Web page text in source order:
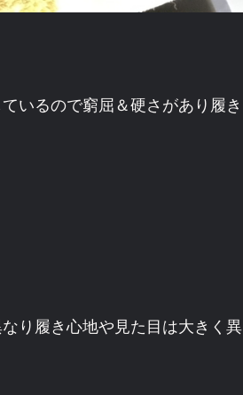
いるので窮屈＆硬さがあり履き
り履き心地や見た目は大きく異